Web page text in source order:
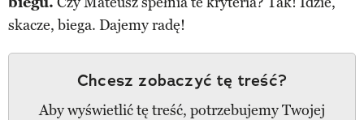
skacze, biega. Dajemy radę!
Chcesz zobaczyć tę treść?
Aby wyświetlić tę treść, potrzebujemy Twojej